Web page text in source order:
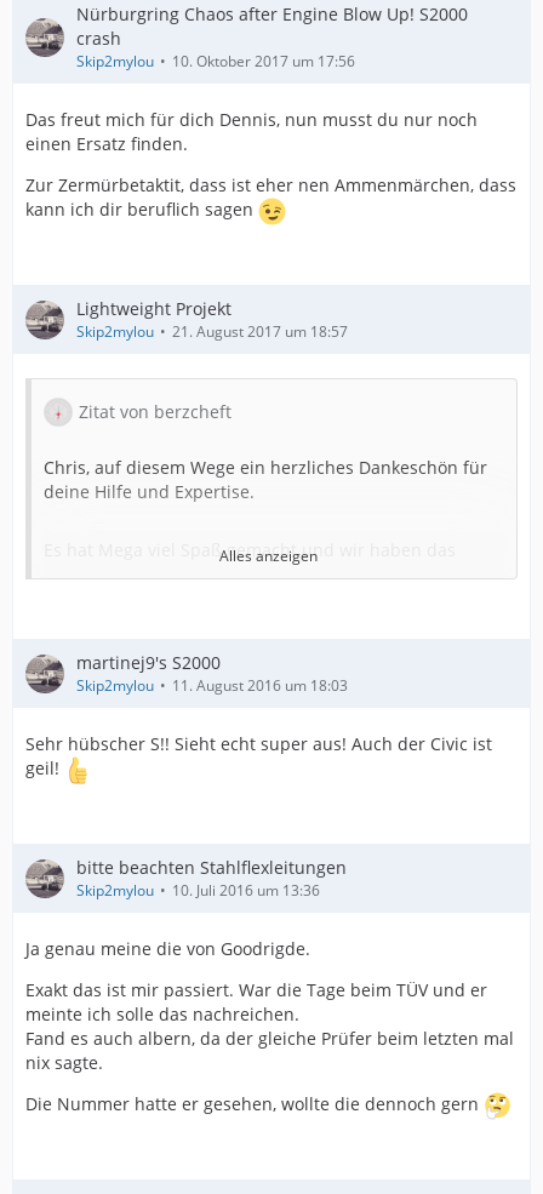
Nürburgring Chaos after Engine Blow Up! S2000
crash
Skip2mylou 10. Oktober 2017 um 17:56
Das freut mich für dich Dennis, nun musst du nur noch
einen Ersatz finden.
Zur Zermürbetaktit, dass ist eher nen Ammenmärchen, dass
kann ich dir beruflich sagen
Lightweight Projekt
Skip2mylou 21. August 2017 um 18:57
Zitat von berzcheft
Chris, auf diesem Wege ein herzliches Dankeschön für
deine Hilfe und Expertise.
Es hat Mega viel Spaß gemacht und wir haben das
geschafft, was wir uns vorgenommen hatten. Endlich
Ich habe viel gelernt und das Endresultat kann sich
sehen lassen.
Dein fahrerrisches Können hat mich schwer begeistert.
Ich bin mir sicher, dass der S jetzt richtig eingestellt ist -
ich muss mich da noch rantasten und ggf. die Dämpfer
verstellen, aber die Heimfahrt war schon der Hammer.
Alles anzeigen
martinej9's S2000
Skip2mylou 11. August 2016 um 18:03
Sehr hübscher S!! Sieht echt super aus! Auch der Civic ist
geil!
bitte beachten Stahlflexleitungen
Skip2mylou 10. Juli 2016 um 13:36
Ja genau meine die von Goodrigde.
Exakt das ist mir passiert. War die Tage beim TÜV und er
meinte ich solle das nachreichen.
Fand es auch albern, da der gleiche Prüfer beim letzten mal
nix sagte.
Die Nummer hatte er gesehen, wollte die dennoch gern